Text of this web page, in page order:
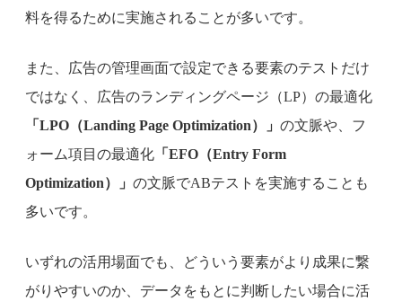
料を得るために実施されることが多いです。
また、広告の管理画面で設定できる要素のテストだけ
ではなく、広告のランディングページ（LP）の最適化
「LPO（Landing Page Optimization）」 の文脈や、フ
ォーム項目の最適化 「EFO（Entry Form
Optimization）」 の文脈でABテストを実施することも
多いです。
いずれの活用場面でも、どういう要素がより成果に繋
がりやすいのか、データをもとに判断したい場合に活